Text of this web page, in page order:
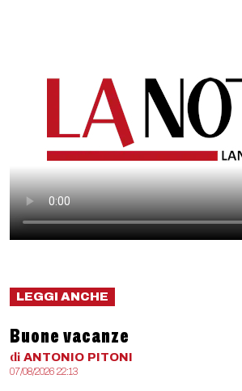
LEGGI ANCHE
Buone vacanze
di ANTONIO PITONI
07/08/2026 22:13